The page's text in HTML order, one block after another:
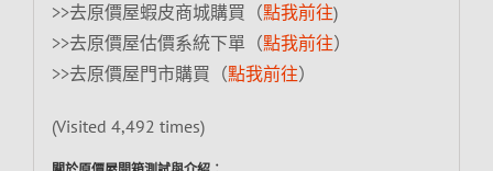
>>去原價屋蝦皮商城購買（點我前往)
>>去原價屋估價系統下單（點我前往）
>>去原價屋門市購買（點我前往）
(Visited 4,492 times)